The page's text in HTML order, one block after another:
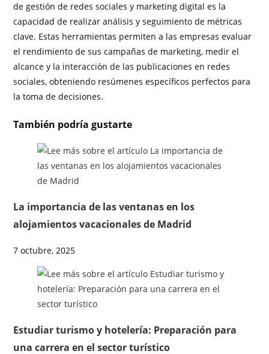
de gestión de redes sociales y marketing digital es la
capacidad de realizar análisis y seguimiento de métricas
clave. Estas herramientas permiten a las empresas evaluar
el rendimiento de sus campañas de marketing, medir el
alcance y la interacción de las publicaciones en redes
sociales, obteniendo resúmenes específicos perfectos para
la toma de decisiones.
También podría gustarte
La importancia de las ventanas en los
alojamientos vacacionales de Madrid
7 octubre, 2025
Estudiar turismo y hotelería: Preparación para
una carrera en el sector turístico